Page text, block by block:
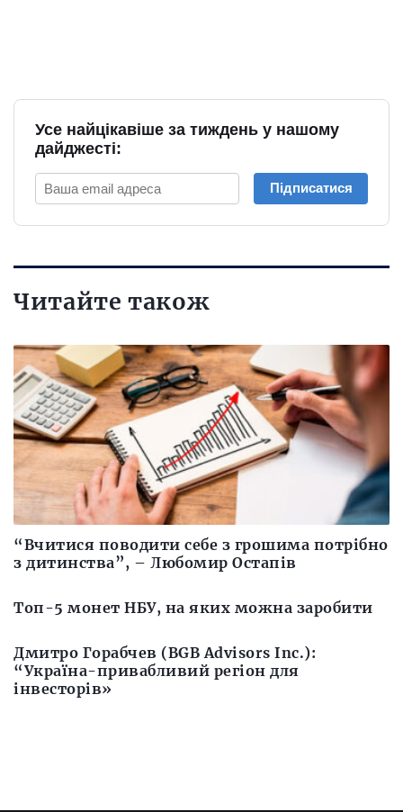
Усе найцікавіше за тиждень у нашому
дайджесті:
Підписатися
Читайте також
“Вчитися поводити себе з грошима потрібно
з дитинства”, – Любомир Остапів
Топ-5 монет НБУ, на яких можна заробити
Дмитро Горабчев (BGB Advisors Inc.):
“Україна-привабливий регіон для
інвесторів»